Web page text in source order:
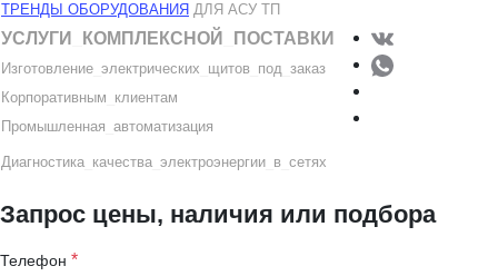
ТРЕНДЫ ОБОРУДОВАНИЯ ДЛЯ АСУ ТП
УСЛУГИ КОМПЛЕКСНОЙ ПОСТАВКИ
Изготовление электрических щитов под заказ
Корпоративным клиентам
Промышленная автоматизация
Диагностика качества электроэнергии в сетях
Запрос цены, наличия или подбора
Телефон *